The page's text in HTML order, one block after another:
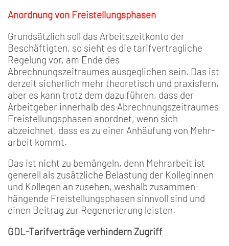
Anordnung von Freistellungsphasen
Grundsätzlich soll das Arbeitszeitkonto der
Beschäftigten, so sieht es die tarifvertragliche
Regelung vor, am Ende des
Abrechnungszeitraumes ausgeglichen sein. Das ist
derzeit sicherlich mehr theoretisch und praxisfern,
aber es kann trotz­ dem dazu führen, dass der
Arbeitgeber innerhalb des Abrechnungszeitraumes
Freistellungsphasen anordnet, wenn sich
abzeichnet, dass es zu einer Anhäufung von Mehr­
arbeit kommt.
Das ist nicht zu bemängeln, denn Mehrarbeit ist
generell als zusätzliche Belastung der Kolleginnen
und Kollegen an­ zusehen, weshalb zusammen­
hängende Freistellungsphasen sinnvoll sind und
einen Beitrag zur Regenerierung leisten.
GDL-Tarifverträge verhindern Zugriff